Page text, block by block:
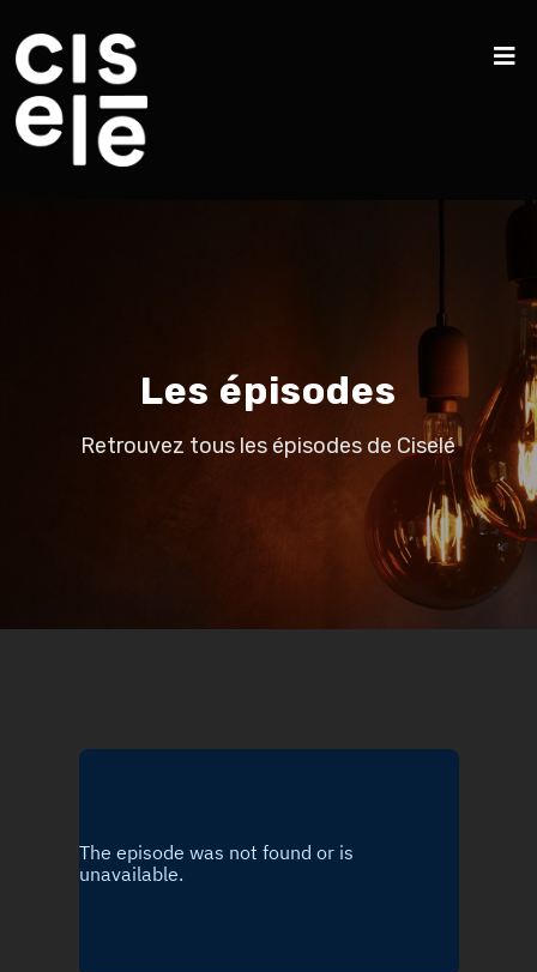
Les épisodes
Retrouvez tous les épisodes de Ciselé